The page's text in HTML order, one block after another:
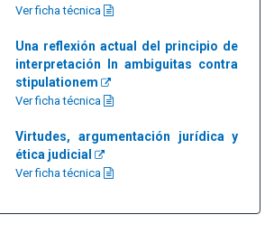
Ver ficha técnica
Una reflexión actual del principio de
interpretación In ambiguitas contra
stipulationem
Ver ficha técnica
Virtudes, argumentación jurídica y
ética judicial
Ver ficha técnica